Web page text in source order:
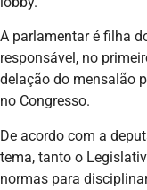
A parlamentar é filha
responsável, no
delação do mensalão
no Congresso.
De acordo com a
tema, tanto o
normas para